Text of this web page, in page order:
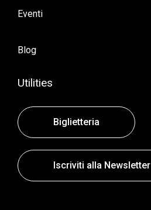
Eventi
Blog
Utilities
Biglietteria
Iscriviti alla Newsletter